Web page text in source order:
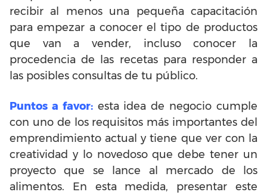
recibir al menos una pequeña capacitación
para empezar a conocer el tipo de productos
que van a vender, incluso conocer la
procedencia de las recetas para responder a
las posibles consultas de tu público.
Puntos a favor:esta idea de negocio cumple
con uno de los requisitos más importantes del
emprendimiento actual y tiene que ver con la
creatividad y lo novedoso que debe tener un
proyecto que se lance al mercado de los
alimentos. En esta medida, presentar este